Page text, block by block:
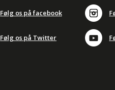
Følg os på facebook
Følg os på Twitter